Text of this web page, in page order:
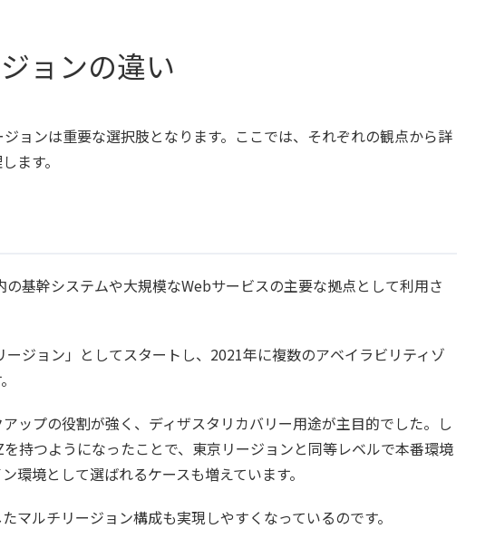
ョンの違い
ョンは重要な選択肢となります。ここでは、それぞれの観点から詳
ます。
基幹システムや大規模なWebサービスの主要な拠点として利用さ
ジョン」としてスタートし、2021年に複数のアベイラビリティゾ
ップの役割が強く、ディザスタリカバリー用途が主目的でした。し
持つようになったことで、東京リージョンと同等レベルで本番環境
境として選ばれるケースも増えています。
ルチリージョン構成も実現しやすくなっているのです。